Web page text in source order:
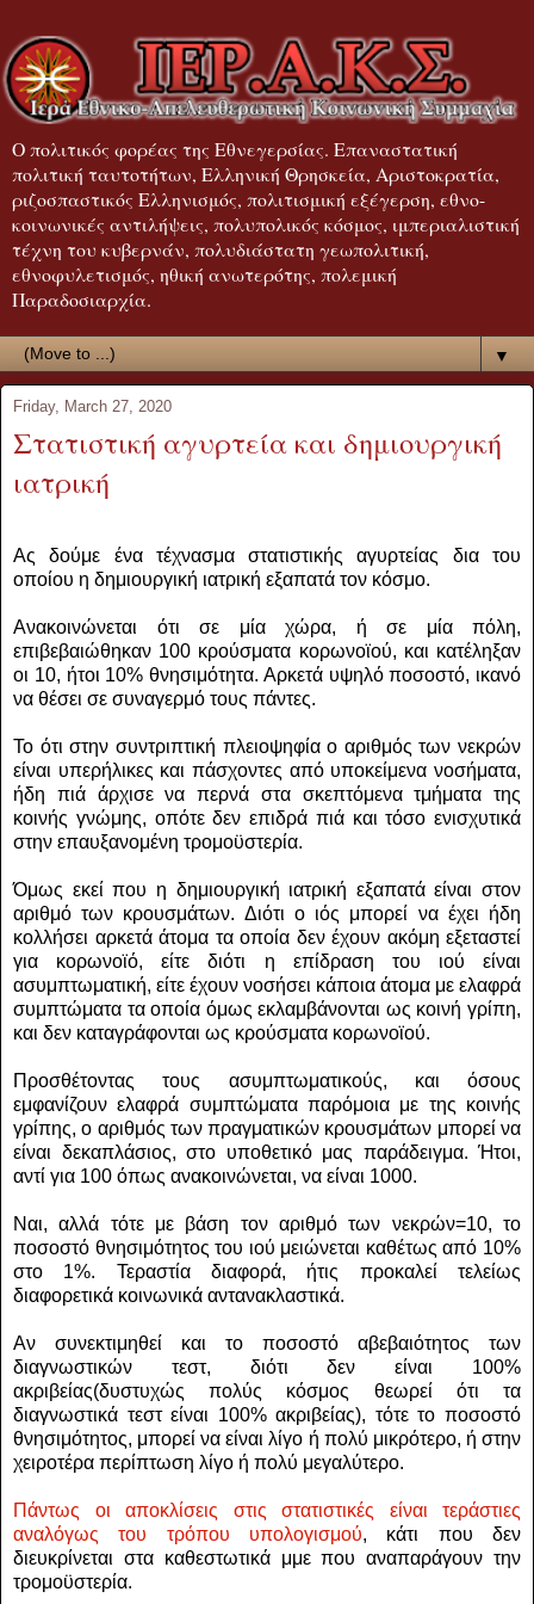
Ο πολιτικός φορέας της Εθνεγερσίας. Επαναστατική
πολιτική ταυτοτήτων, Ελληνική Θρησκεία, Αριστοκρατία,
ριζοσπαστικός Ελληνισμός, πολιτισμική εξέγερση, εθνο-
κοινωνικές αντιλήψεις, πολυπολικός κόσμος, ιμπεριαλιστική
τέχνη του κυβερνάν, πολυδιάστατη γεωπολιτική,
εθνοφυλετισμός, ηθική ανωτερότης, πολεμική
Παραδοσιαρχία.
▼
Friday, March 27, 2020
Στατιστική αγυρτεία και δημιουργική
ιατρική
Ας δούμε ένα τέχνασμα στατιστικής αγυρτείας δια του
οποίου η δημιουργική ιατρική εξαπατά τον κόσμο.
Ανακοινώνεται ότι σε μία χώρα, ή σε μία πόλη,
επιβεβαιώθηκαν 100 κρούσματα κορωνοϊού, και κατέληξαν
οι 10, ήτοι 10% θνησιμότητα. Αρκετά υψηλό ποσοστό, ικανό
να θέσει σε συναγερμό τους πάντες.
Το ότι στην συντριπτική πλειοψηφία ο αριθμός των νεκρών
είναι υπερήλικες και πάσχοντες από υποκείμενα νοσήματα,
ήδη πιά άρχισε να περνά στα σκεπτόμενα τμήματα της
κοινής γνώμης, οπότε δεν επιδρά πιά και τόσο ενισχυτικά
στην επαυξανομένη τρομοϋστερία.
Όμως εκεί που η δημιουργική ιατρική εξαπατά είναι στον
αριθμό των κρουσμάτων. Διότι ο ιός μπορεί να έχει ήδη
κολλήσει αρκετά άτομα τα οποία δεν έχουν ακόμη εξεταστεί
για κορωνοϊό, είτε διότι η επίδραση του ιού είναι
ασυμπτωματική, είτε έχουν νοσήσει κάποια άτομα με ελαφρά
συμπτώματα τα οποία όμως εκλαμβάνονται ως κοινή γρίπη,
και δεν καταγράφονται ως κρούσματα κορωνοϊού.
Προσθέτοντας τους ασυμπτωματικούς, και όσους
εμφανίζουν ελαφρά συμπτώματα παρόμοια με της κοινής
γρίπης, ο αριθμός των πραγματικών κρουσμάτων μπορεί να
είναι δεκαπλάσιος, στο υποθετικό μας παράδειγμα. Ήτοι,
αντί για 100 όπως ανακοινώνεται, να είναι 1000.
Ναι, αλλά τότε με βάση τον αριθμό των νεκρών=10, το
ποσοστό θνησιμότητος του ιού μειώνεται καθέτως από 10%
στο 1%. Τεραστία διαφορά, ήτις προκαλεί τελείως
διαφορετικά κοινωνικά αντανακλαστικά.
Αν συνεκτιμηθεί και το ποσοστό αβεβαιότητος των
διαγνωστικών τεστ, διότι δεν είναι 100%
ακριβείας(δυστυχώς πολύς κόσμος θεωρεί ότι τα
διαγνωστικά τεστ είναι 100% ακριβείας), τότε το ποσοστό
θνησιμότητος, μπορεί να είναι λίγο ή πολύ μικρότερο, ή στην
χειροτέρα περίπτωση λίγο ή πολύ μεγαλύτερο.
Πάντως οι αποκλίσεις στις στατιστικές είναι τεράστιες
αναλόγως του τρόπου υπολογισμού, κάτι που δεν
διευκρίνεται στα καθεστωτικά μμε που αναπαράγουν την
τρομοϋστερία.